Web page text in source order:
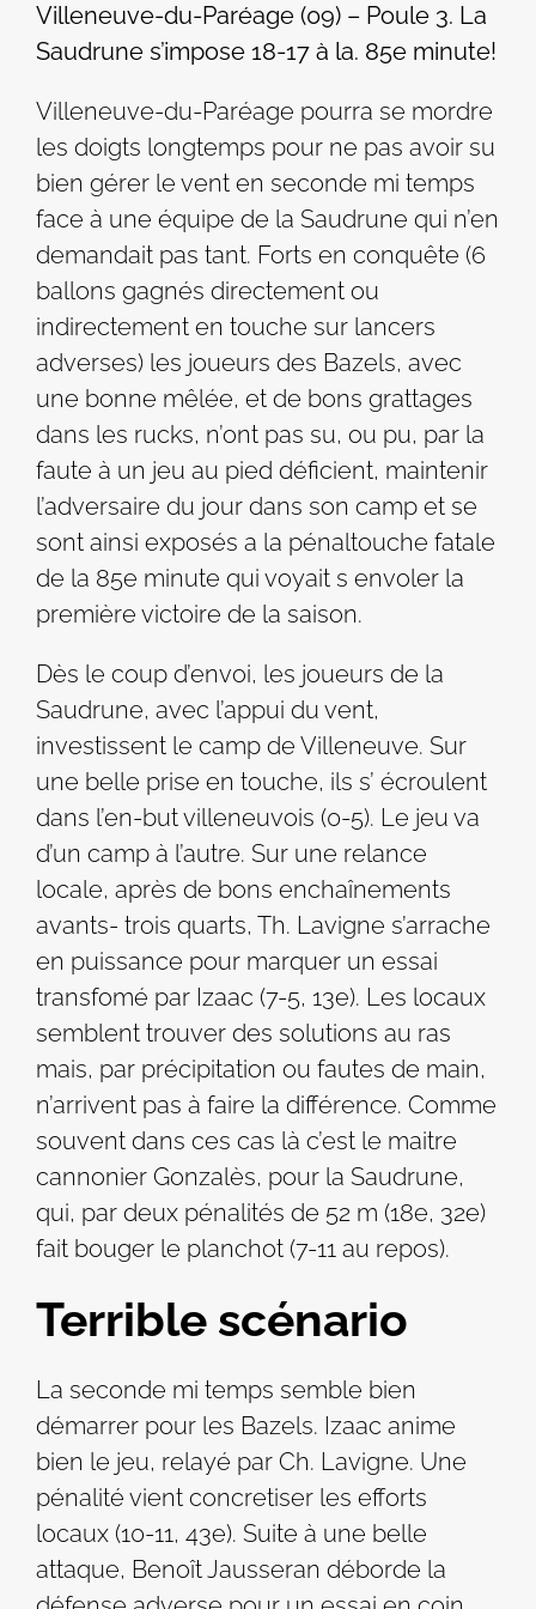
Villeneuve-du-Paréage (09) – Poule 3. La
Saudrune s’impose 18-17 à la. 85e minute!
Villeneuve-du-Paréage pourra se mordre
les doigts longtemps pour ne pas avoir su
bien gérer le vent en seconde mi temps
face à une équipe de la Saudrune qui n’en
demandait pas tant. Forts en conquête (6
ballons gagnés directement ou
indirectement en touche sur lancers
adverses) les joueurs des Bazels, avec
une bonne mêlée, et de bons grattages
dans les rucks, n’ont pas su, ou pu, par la
faute à un jeu au pied déficient, maintenir
l’adversaire du jour dans son camp et se
sont ainsi exposés a la pénaltouche fatale
de la 85e minute qui voyait s envoler la
première victoire de la saison.
Dès le coup d’envoi, les joueurs de la
Saudrune, avec l’appui du vent,
investissent le camp de Villeneuve. Sur
une belle prise en touche, ils s’ écroulent
dans l’en-but villeneuvois (0-5). Le jeu va
d’un camp à l’autre. Sur une relance
locale, après de bons enchaînements
avants- trois quarts, Th. Lavigne s’arrache
en puissance pour marquer un essai
transfomé par Izaac (7-5, 13e). Les locaux
semblent trouver des solutions au ras
mais, par précipitation ou fautes de main,
n’arrivent pas à faire la différence. Comme
souvent dans ces cas là c’est le maitre
cannonier Gonzalès, pour la Saudrune,
qui, par deux pénalités de 52 m (18e, 32e)
fait bouger le planchot (7-11 au repos).
Terrible scénario
La seconde mi temps semble bien
démarrer pour les Bazels. Izaac anime
bien le jeu, relayé par Ch. Lavigne. Une
pénalité vient concretiser les efforts
locaux (10-11, 43e). Suite à une belle
attaque, Benoît Jausseran déborde la